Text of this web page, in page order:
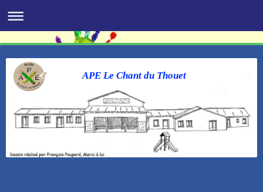
APE Le Chant du Thouet